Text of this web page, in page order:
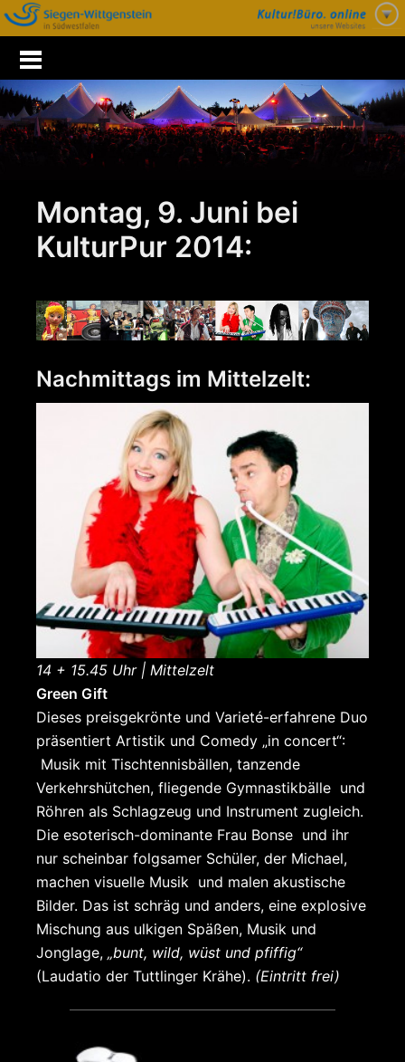
Zum
Inhalt
springen
Montag, 9. Juni bei
KulturPur 2014:
Nachmittags im Mittelzelt:
14 + 15.45 Uhr | Mittelzelt
Green Gift
Dieses preisgekrönte und Varieté-erfahrene Duo
präsentiert Artistik und Comedy „in concert“:
Musik mit Tischtennisbällen, tanzende
Verkehrshütchen, fliegende Gymnastikbälle und
Röhren als Schlagzeug und Instrument zugleich.
Die esoterisch-dominante Frau Bonse und ihr
nur scheinbar folgsamer Schüler, der Michael,
machen visuelle Musik und malen akustische
Bilder. Das ist schräg und anders, eine explosive
Mischung aus ulkigen Späßen, Musik und
Jonglage, „bunt, wild, wüst und pfiffig“
(Laudatio der Tuttlinger Krähe). (Eintritt frei)